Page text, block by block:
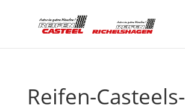
Reifen-Casteels-